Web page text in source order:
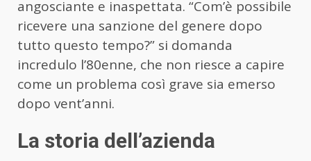
angosciante e inaspettata. “Com’è possibile
ricevere una sanzione del genere dopo
tutto questo tempo?” si domanda
incredulo l’80enne, che non riesce a capire
come un problema così grave sia emerso
dopo vent’anni.
La storia dell’azienda